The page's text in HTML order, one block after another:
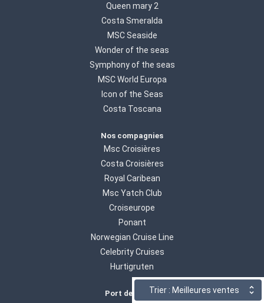
Trier : Meilleures ventes
Queen mary 2
Costa Smeralda
MSC Seaside
Wonder of the seas
Symphony of the seas
MSC World Europa
Icon of the Seas
Costa Toscana
Nos compagnies
Msc Croisières
Costa Croisières
Royal Caribean
Msc Yatch Club
Croiseurope
Ponant
Norwegian Cruise Line
Celebrity Cruises
Hurtigruten
Port de départ